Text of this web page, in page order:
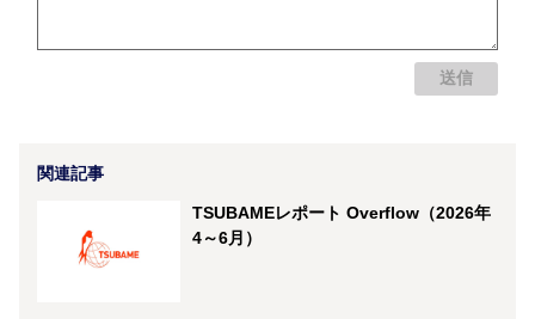
関連記事
TSUBAMEレポート Overflow（2026年
4～6月）